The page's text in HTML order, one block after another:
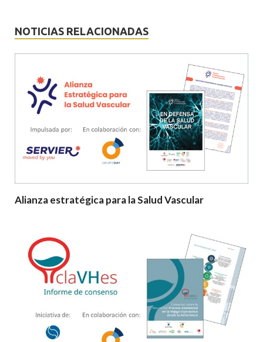
NOTICIAS RELACIONADAS
Alianza estratégica para la Salud Vascular